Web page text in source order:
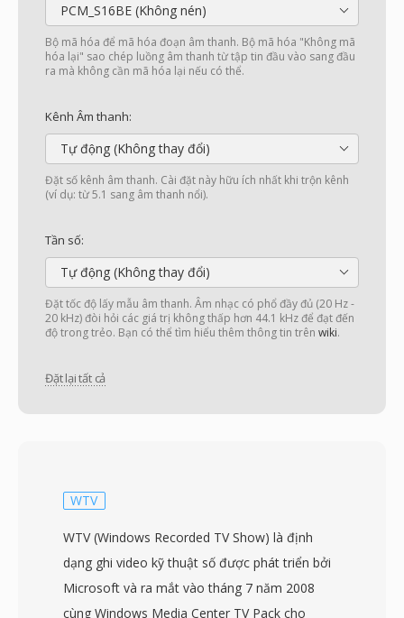
PCM_S16BE (Không nén)
Bộ mã hóa để mã hóa đoạn âm thanh. Bộ mã hóa "Không mã
hóa lại" sao chép luồng âm thanh từ tập tin đầu vào sang đầu
ra mà không cần mã hóa lại nếu có thể.
Kênh Âm thanh:
Tự động (Không thay đổi)
Đặt số kênh âm thanh. Cài đặt này hữu ích nhất khi trộn kênh
(ví dụ: từ 5.1 sang âm thanh nổi).
Tần số:
Tự động (Không thay đổi)
Đặt tốc độ lấy mẫu âm thanh. Âm nhạc có phổ đầy đủ (20 Hz -
20 kHz) đòi hỏi các giá trị không thấp hơn 44.1 kHz để đạt đến
độ trong trẻo. Bạn có thể tìm hiểu thêm thông tin trên wiki.
Đặt lại tất cả
WTV
WTV (Windows Recorded TV Show) là định
dạng ghi video kỹ thuật số được phát triển bởi
Microsoft và ra mắt vào tháng 7 năm 2008
cùng Windows Media Center TV Pack cho